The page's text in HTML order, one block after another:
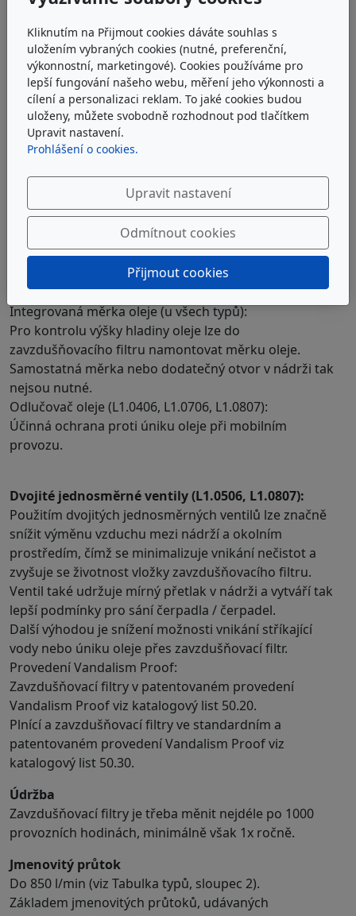
Možnosti objednávky / volitelná doplňková
provedení
Integrovaná měrka oleje (u všech typů):
Pro kontrolu výšky hladiny oleje lze do
zavzdušňovacího filtru namontovat měrku oleje.
Samostatná měrka nebo dodatečný otvor v nádrži tak
nejsou nutné.
Odlučovač oleje (L1.0406, L1.0706, L1.0807):
Účinná ochrana proti úniku oleje při mobilním
provozu.
Dvojité jednosměrné ventily (L1.0506, L1.0807):
Použitím dvojitých jednosměrných ventilů lze značně
snížit výměnu vzduchu mezi nádrží a okolním
prostředím, čímž se minimalizuje vnikání nečistot a
zvyšuje se životnost vložky zavzdušňovacího filtru.
Ventil také udržuje mírný přetlak v nádrži a vytváří tak
lepší podmínky pro sání čerpadla / čerpadel.
Další výhodou je snížení možnosti vnikání stříkající
vody nebo úniku oleje přes zavzdušňovací filtr.
Provedení Vandalism Proof:
Zavzdušňovací filtry v patentovaném provedení
Vandalism Proof viz katalogový list 50.20.
Plnící a zavzdušňovací filtry ve standardním a
patentovaném provedení Vandalism Proof viz
katalogový list 50.30.
Údržba
Zavzdušňovací filtry je třeba měnit nejdéle po 1000
provozních hodinách, minimálně však 1x ročně.
Jmenovitý průtok
Do 850 l/min (viz Tabulka typů, sloupec 2).
Základem jmenovitých průtoků, udávaných
Kliknutím na Přijmout cookies dáváte souhlas s
uložením vybraných cookies (nutné, preferenční,
výkonnostní, marketingové). Cookies používáme pro
lepší fungování našeho webu, měření jeho výkonnosti a
cílení a personalizaci reklam. To jaké cookies budou
uloženy, můžete svobodně rozhodnout pod tlačítkem
Upravit nastavení.
Prohlášení o cookies.
Upravit nastavení
Odmítnout cookies
Přijmout cookies